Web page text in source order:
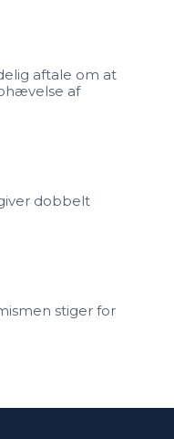
aftale om at
af
dobbelt
stiger for